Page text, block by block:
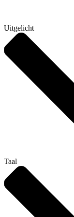
Uitgelicht
Taal